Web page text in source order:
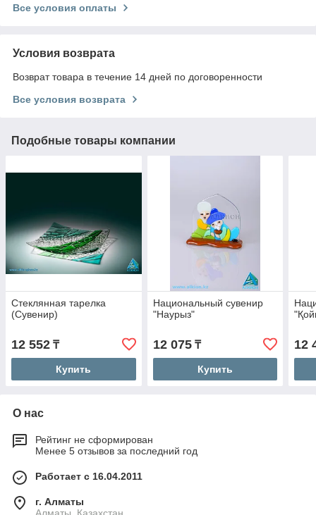
Все условия оплаты
Условия возврата
Возврат товара в течение 14 дней по договоренности
Все условия возврата
Подобные товары компании
Стеклянная тарелка
(Сувенир)
12 552 ₸
Купить
Национальный сувенир
"Наурыз"
12 075₸
Купить
12
О нас
Рейтинг не сформирован
Менее 5 отзывов за последний год
Работает с 16.04.2011
г. Алматы